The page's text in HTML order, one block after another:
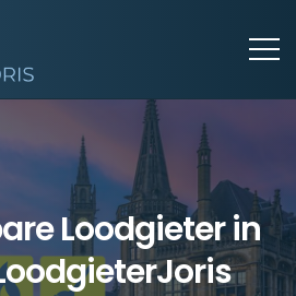
Loodgieter in